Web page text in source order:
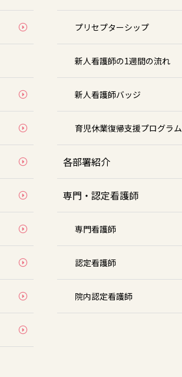
プリセプターシップ
新人看護師の1週間の流れ
新人看護師バッジ
育児休業復帰支援プログラム
各部署紹介
専門・認定看護師
専門看護師
認定看護師
院内認定看護師